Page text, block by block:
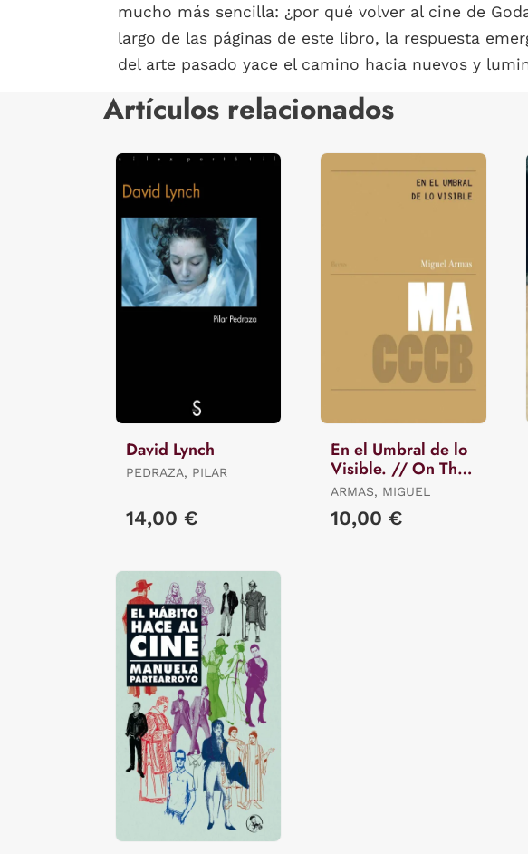
mucho más sencilla: ¿por qué volver al cine de
largo de las páginas de este libro, la respuesta
del arte pasado yace el camino hacia nuevos y
Artículos relacionados
David Lynch
PEDRAZA, PILAR
14,00 €
En el Umbral de lo
Visible. // On The
Threshold Of The
Visible
ARMAS, MIGUEL
10,00 €